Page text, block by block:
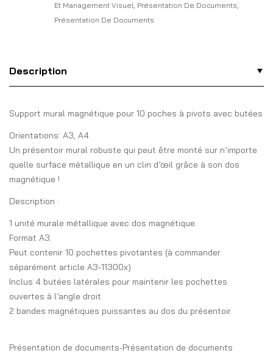
Et Management Visuel, Présentation De Documents,
Présentation De Documents
Description
Support mural magnétique pour 10 poches à pivots avec butées
Orientations: A3, A4
Un présentoir mural robuste qui peut être monté sur n’importe
quelle surface métallique en un clin d’œil grâce à son dos
magnétique !
Description :
1 unité murale métallique avec dos magnétique.
Format A3.
Peut contenir 10 pochettes pivotantes (à commander
séparément article A3-11300x).
Inclus 4 butées latérales pour maintenir les pochettes
ouvertes à l’angle droit.
2 bandes magnétiques puissantes au dos du présentoir.
Présentation de documents-Présentation de documents